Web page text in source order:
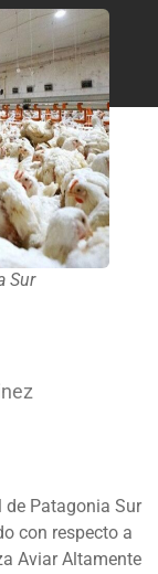
Sur
de Patagonia Sur
con respecto a
Aviar Altamente